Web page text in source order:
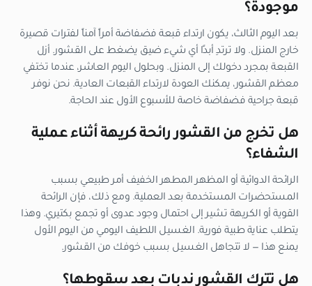
موجودة؟
بعد اليوم الثالث، يكون ارتداء قبعة فضفاضة أمراً آمناً لفترات قصيرة
خارج المنزل. ولا ترتدِ أبدًا أي شيء ضيق يضغط على القشور. أزل
القبعة بمجرد دخولك إلى المنزل. وبحلول اليوم العاشر، عندما تختفي
معظم القشور، يمكنك العودة لارتداء القبعات العادية. نحن نوفر
قبعة جراحية فضفاضة خاصة للأسبوع الأول عند الحاجة.
هل تخرج من القشور رائحة كريهة أثناء عملية
الشفاء؟
الرائحة الدوائية أو المظهر المطهر الخفيف أمر طبيعي بسبب
المستحضرات المستخدمة بعد العملية. ومع ذلك، فإن الرائحة
القوية أو الكريهة تشير إلى احتمال وجود عدوى أو تجمع بكتيري. وهذا
يتطلب عناية طبية فورية. الغسيل اللطيف اليومي من اليوم الأول
يمنع هذا — لا تتجاهل الغسيل بسبب خوفك من القشور.
هل تترك القشور ندبات بعد سقوطها؟